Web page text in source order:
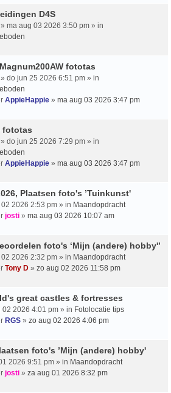
D4S
» ma aug 03 2026 3:50 pm » in
fototas
» do jun 25 2026 6:51 pm » in
AppieHappie » ma aug 03 2026 3:47 pm
fototas
» do jun 25 2026 7:29 pm » in
AppieHappie » ma aug 03 2026 3:47 pm
Plaatsen foto's ’Tuinkunst'
2026 2:53 pm » in Maandopdracht
josti » ma aug 03 2026 10:07 am
foto's ‘Mijn (andere) hobby'’
2026 2:32 pm » in Maandopdracht
Tony D » zo aug 02 2026 11:58 pm
great castles & fortresses
02 2026 4:01 pm » in Fotolocatie tips
RGS » zo aug 02 2026 4:06 pm
foto's ’Mijn (andere) hobby'
2026 9:51 pm » in Maandopdracht
josti » za aug 01 2026 8:32 pm